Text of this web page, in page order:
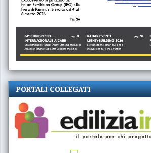
PORTALI COLLEGATI